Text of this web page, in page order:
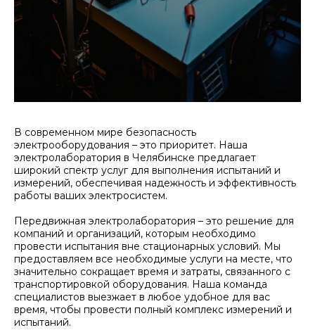
В современном мире безопасность
электрооборудования – это приоритет. Наша
электролаборатория в Челябинске предлагает
широкий спектр услуг для выполнения испытаний и
измерений, обеспечивая надежность и эффективность
работы ваших электросистем.
Передвижная электролаборатория – это решение для
компаний и организаций, которым необходимо
провести испытания вне стационарных условий. Мы
предоставляем все необходимые услуги на месте, что
значительно сокращает время и затраты, связанного с
транспортировкой оборудования. Наша команда
специалистов выезжает в любое удобное для вас
время, чтобы провести полный комплекс измерений и
испытаний.